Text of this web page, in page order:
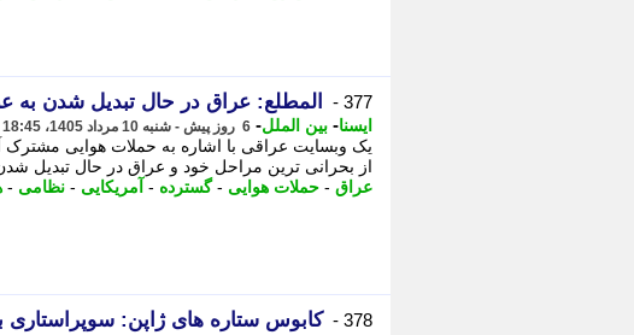
377 - المطلع: عراق در حال تبدیل شدن به
ایسنا- بین الملل- 6 روز پیش - شنبه 10 مرداد 1405، 18:45
یک وبسایت عراقی با اشاره به حملات هوایی
از بحرانی ترین مراحل خود و عراق در حال تبدیل
عراق - حملات هوایی -گسترده - آمریکایی - نظامی -
378 - کابوس ستاره های ژاپن: سوپراستاری با 39 سال